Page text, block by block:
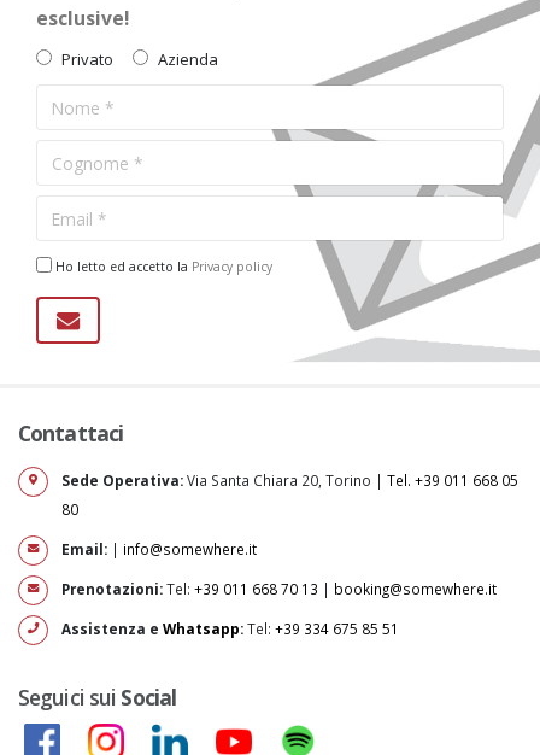
esclusive!
Privato Azienda
Ho letto ed accetto la Privacy policy
Contattaci
Sede Operativa:Via Santa Chiara 20, Torino | Tel. +39 011 668 05
80
Email: | info@somewhere.it
Prenotazioni:Tel: +39 011 668 70 13 | booking@somewhere.it
Assistenza e Whatsapp:Tel: +39 334 675 85 51
Seguici sui Social